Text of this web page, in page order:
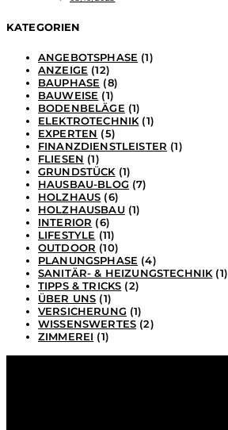
KATEGORIEN
ANGEBOTSPHASE (1)
ANZEIGE (12)
BAUPHASE (8)
BAUWEISE (1)
BODENBELÄGE (1)
ELEKTROTECHNIK (1)
EXPERTEN (5)
FINANZDIENSTLEISTER (1)
FLIESEN (1)
GRUNDSTÜCK (1)
HAUSBAU-BLOG (7)
HOLZHAUS (6)
HOLZHAUSBAU(1)
INTERIOR (6)
LIFESTYLE (11)
OUTDOOR (10)
PLANUNGSPHASE (4)
SANITÄR- & HEIZUNGSTECHNIK (1)
TIPPS & TRICKS (2)
ÜBER UNS (1)
VERSICHERUNG (1)
WISSENSWERTES (2)
ZIMMEREI (1)